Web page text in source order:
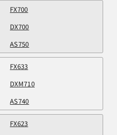
FX700
DX700
AS750
FX633
DXM710
AS740
FX623